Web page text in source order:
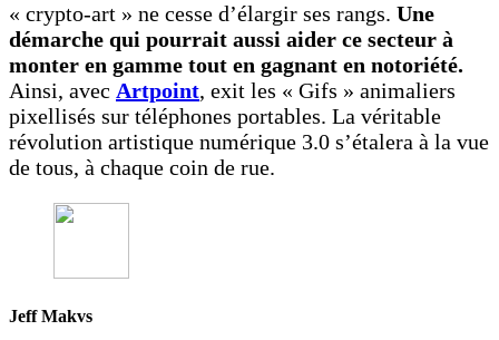
« crypto-art » ne cesse d’élargir ses rangs. Une
démarche qui pourrait aussi aider ce secteur à
monter en gamme tout en gagnant en notoriété.
Ainsi, avec Artpoint, exit les « Gifs » animaliers
pixellisés sur téléphones portables. La véritable
révolution artistique numérique 3.0 s’étalera à la vue
de tous, à chaque coin de rue.
Jeff Makvs